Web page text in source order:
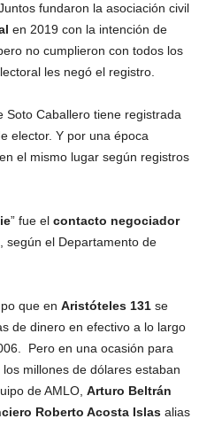
Juntos fundaron la asociación civil
en 2019 con la intención de
no cumplieron con todos los
les negó el registro.
Soto Caballero tiene registrada
elector. Y por una época
el mismo lugar según registros
” fue el contacto negociador
según el Departamento de
que en Aristóteles 131 se
de dinero en efectivo a lo largo
Pero en una ocasión para
millones de dólares estaban
de AMLO, Arturo Beltrán
Roberto Acosta Islas alias